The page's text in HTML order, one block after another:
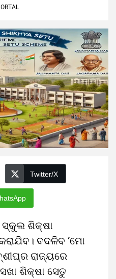
Twitter/X
ସ୍କୁଲ ଶିକ୍ଷା
ବଦଳିବ ‘ମୋ
ରାଜ୍ୟରେ
ଶିକ୍ଷା ସେତୁ